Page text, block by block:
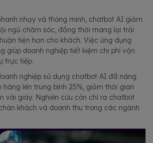
nhạy và thông minh, chatbot AI giảm
ngũ chăm sóc, đồng thời mang lại trải
tiện hơn cho khách. Việc ứng dụng
giúp doanh nghiệp tiết kiệm chi phí vận
trực tiếp.
nghiệp sử dụng chatbot AI đã nâng
hàng lên trung bình 25%, giảm thời gian
vài giây. Nghiên cứu còn chỉ ra chatbot
khách và doanh thu trong các ngành